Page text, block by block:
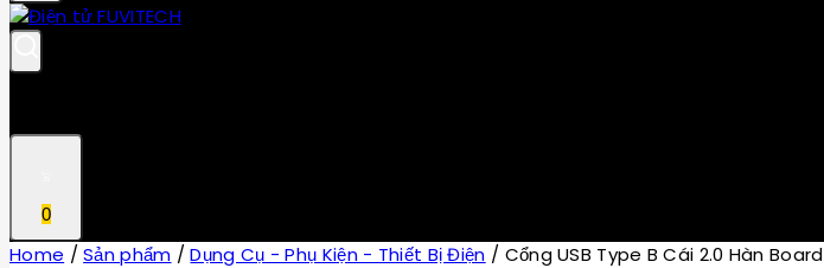
0
Home / Sản phẩm / Dụng Cụ - Phụ Kiện - Thiết Bị Điện / Cổng USB Type B Cái 2.0 Hàn Board